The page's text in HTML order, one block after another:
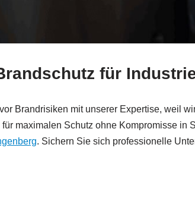
für
Brandrisiken mit unserer Expertise, weil
für maximalen Schutz ohne Kompromisse in
. Sichern Sie sich professionelle